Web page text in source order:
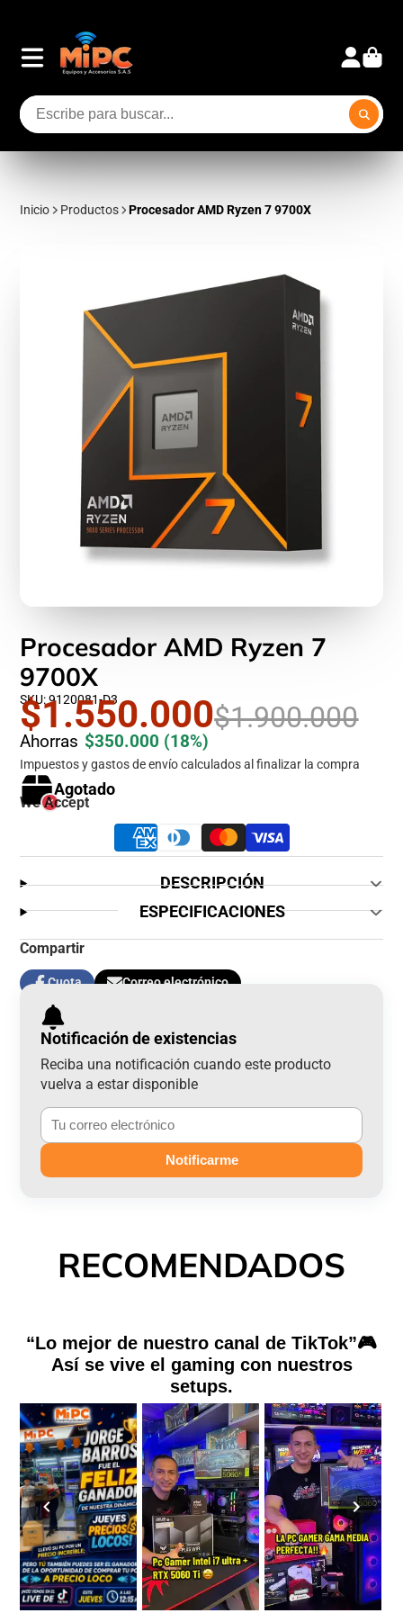
Inicio Productos Procesador AMD Ryzen 7 9700X
Procesador AMD Ryzen 7
9700X
SKU: 9120081-D3
$1.550.000$1.900.000
Ahorras $350.000 (18%)
Impuestos y gastos de envío calculados al finalizar la compra
Agotado
We Accept
DESCRIPCIÓN
ESPECIFICACIONES
Compartir
Cuota
Compartir
en
Facebook
Se
abre
en
una
nueva
ventana.
Correo electrónico
electrónico
Notificación de existencias
Reciba una notificación cuando este producto
vuelva a estar disponible
Notificarme
RECOMENDADOS
“Lo mejor de nuestro canal de TikTok”🎮
Así se vive el gaming con nuestros
setups.